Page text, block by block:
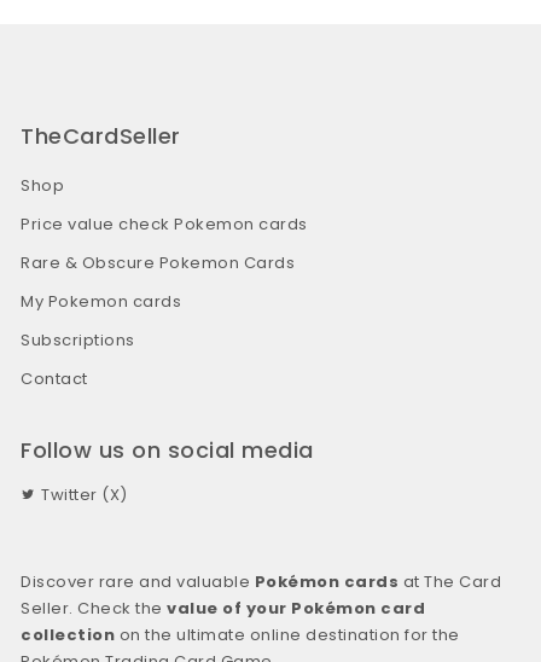
TheCardSeller
Shop
Price value check Pokemon cards
Rare & Obscure Pokemon Cards
My Pokemon cards
Subscriptions
Contact
Follow us on social media
Twitter (X)
Discover rare and valuable Pokémon cards at The Card
Seller. Check thevalue of your Pokémon card
collection on the ultimate online destination for the